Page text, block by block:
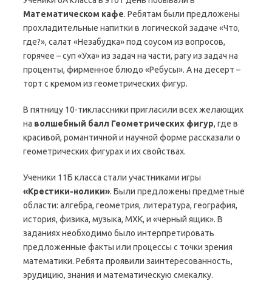
Математическом кафе. Ребятам были предложены
прохладительные напитки в логической задаче «Что,
где?», салат «Незабудка» под соусом из вопросов,
горячее – суп «Уха» из задач на части, рагу из задач на
проценты, фирменное блюдо «Ребусы». А на десерт –
торт с кремом из геометрических фигур.
В пятницу 10-тиклассники пригласили всех желающих
на волшебный балл Геометрических фигур, где в
красивой, романтичной и научной форме рассказали о
геометрических фигурах и их свойствах.
Ученики 11Б класса стали участниками игры
«Крестики-нолики». Были предложены предметные
области: алгебра, геометрия, литература, география,
история, физика, музыка, МХК, и «черный ящик». В
заданиях необходимо было интерпретировать
предложенные факты или процессы с точки зрения
математики. Ребята проявили заинтересованность,
эрудицию, знания и математическую смекалку.